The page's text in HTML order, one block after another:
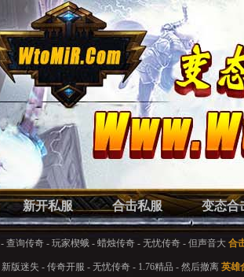
新开私服 合击私服 变态合
- 查询传奇 - 玩家楔蛾 - 蜡烛传奇 - 无忧传奇 - 但声音大 合
新版迷失 - 传奇开服 - 无忧传奇 - 1.76精品 - 然后撤离 英雄